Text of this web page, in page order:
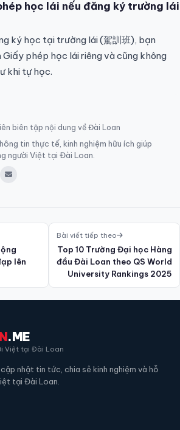
học lái nếu đăng ký trường lái
ký học tại trường lái (駕訓班), bạn
phép học lái riêng và cũng không
khi tự học.
biên tập nội dung về Đài Loan
tin thực tế, kinh nghiệm hữu ích giúp
người Việt tại Đài Loan.
lên
Bài viết tiếp theo
Top 10 Trường Đại học Hàng
đầu Đài Loan theo QS World
University Rankings 2025
.ME
Việt tại Đài Loan
nhật tin tức, chia sẻ kinh nghiệm và hỗ
tại Đài Loan.